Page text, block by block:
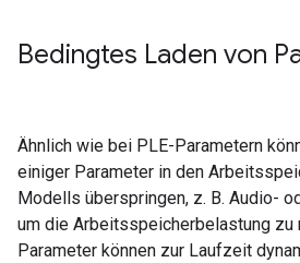
Bedingtes Laden von
Ähnlich wie bei PLE-Parametern
einiger Parameter in den
Modells überspringen, z. B. Audio-
um die Arbeitsspeicherbelastung zu
Parameter können zur Laufzeit